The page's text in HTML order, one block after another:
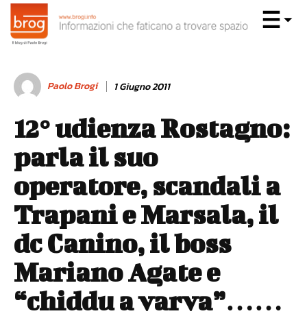
Paolo Brogi 1 Giugno 2011
12° udienza Rostagno:
parla il suo
operatore, scandali a
Trapani e Marsala, il
dc Canino, il boss
Mariano Agate e
“chiddu a varva”……